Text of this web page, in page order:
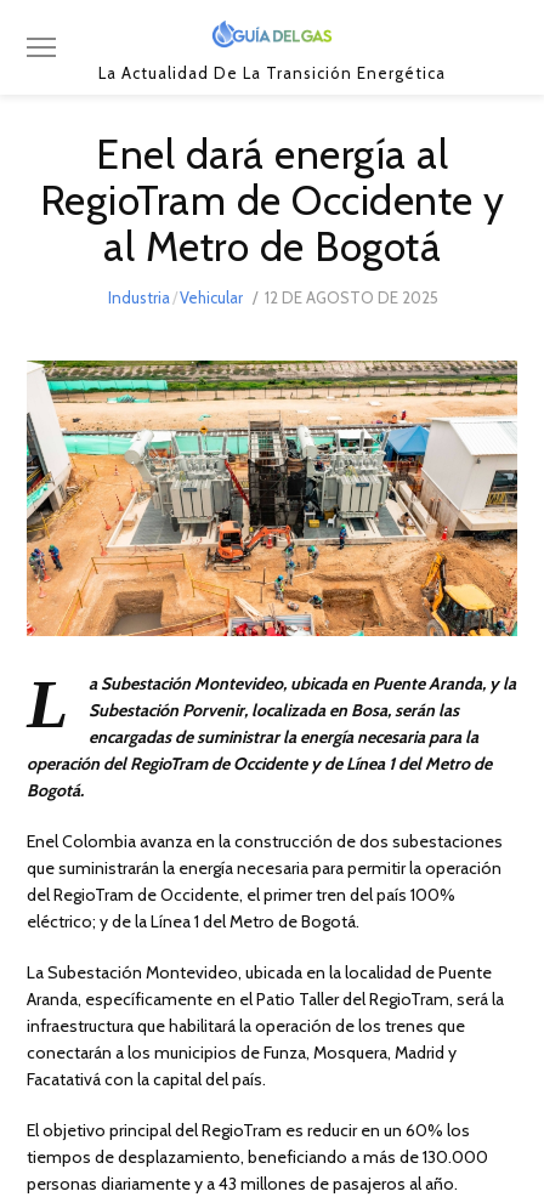
La Actualidad De La Transición Energética
Enel dará energía al
RegioTram de Occidente y
al Metro de Bogotá
Industria /Vehicular
POSTED
12 DE AGOSTO DE 2025
L
a Subestación Montevideo, ubicada en Puente Aranda, y la
Subestación Porvenir, localizada en Bosa, serán las
encargadas de suministrar la energía necesaria para la
operación del RegioTram de Occidente y de Línea 1 del Metro de
Bogotá.
Enel Colombia avanza en la construcción de dos subestaciones
que suministrarán la energía necesaria para permitir la operación
del RegioTram de Occidente, el primer tren del país 100%
eléctrico; y de la Línea 1 del Metro de Bogotá.
La Subestación Montevideo, ubicada en la localidad de Puente
Aranda, específicamente en el Patio Taller del RegioTram, será la
infraestructura que habilitará la operación de los trenes que
conectarán a los municipios de Funza, Mosquera, Madrid y
Facatativá con la capital del país.
El objetivo principal del RegioTram es reducir en un 60% los
tiempos de desplazamiento, beneficiando a más de 130.000
personas diariamente y a 43 millones de pasajeros al año.